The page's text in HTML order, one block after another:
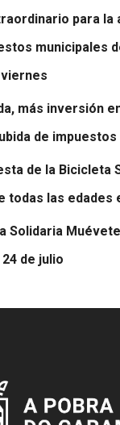
para la
municipales
más inversión
de impuestos
de la Bicicleta
todas las edades
Solidaria
de julio